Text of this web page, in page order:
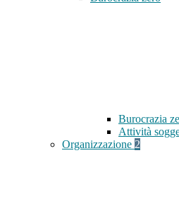
Burocrazia
Attività
Organizzazione 2